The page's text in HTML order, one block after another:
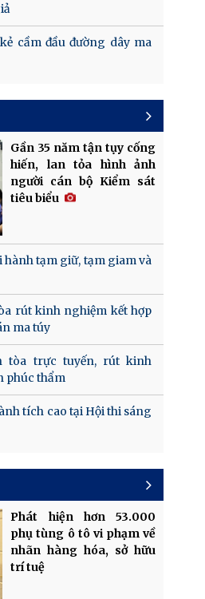
cầm đầu đường dây ma
Gần 35 năm tận tụy cống
hiến, lan tỏa hình ảnh
người cán bộ Kiểm sát
tiêu biểu
hành tạm giữ, tạm giam và
rút kinh nghiệm kết hợp
ma túy
tòa trực tuyến, rút kinh
phúc thẩm
tích cao tại Hội thi sáng
Phát hiện hơn 53.000
phụ tùng ô tô vi phạm về
nhãn hàng hóa, sở hữu
trí tuệ